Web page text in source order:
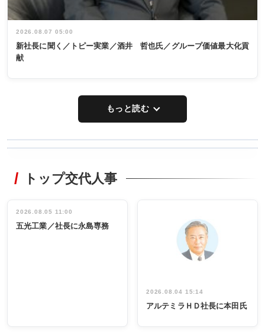
2026.08.07 05:00
新社長に聞く／トピー実業／酒井 哲也氏／グループ価値最大化貢
献
もっと読む
非鉄業界で
インタビュ
ー／社内ア
タックトレー
祝う 業界関
係者ら220人
出席
トップ交代人事
2026.08.05 11:00
五光工業／社長に永島専務
2026.08.04 15:14
アルテミラＨＤ社長に本田氏